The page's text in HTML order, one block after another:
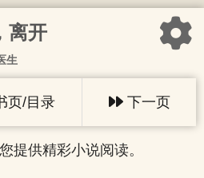
离开
生
页/目录 下一页
提供精彩小说阅读。